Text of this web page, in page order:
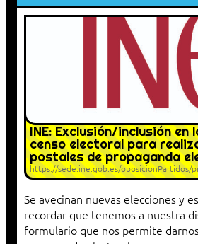
INE: Exclusión/inclusión en
censo electoral para
postales de propaganda
https://sede.ine.gob.es/oposicionPartidos/
Se avecinan nuevas elecciones y
recordar que tenemos a nuestra
formulario que nos permite